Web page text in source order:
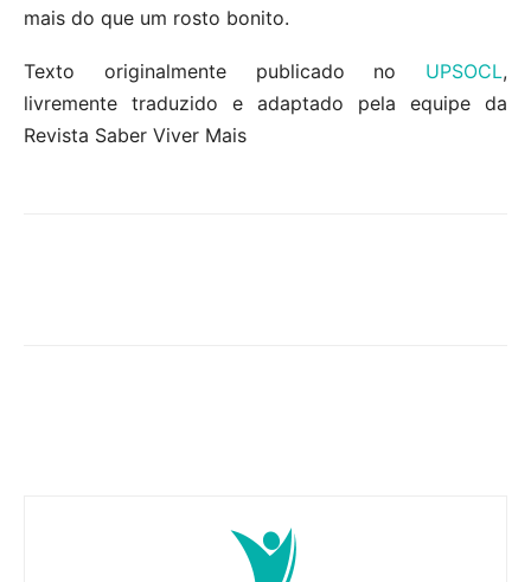
mais do que um rosto bonito.
Texto originalmente publicado no UPSOCL,
livremente traduzido e adaptado pela equipe da
Revista Saber Viver Mais